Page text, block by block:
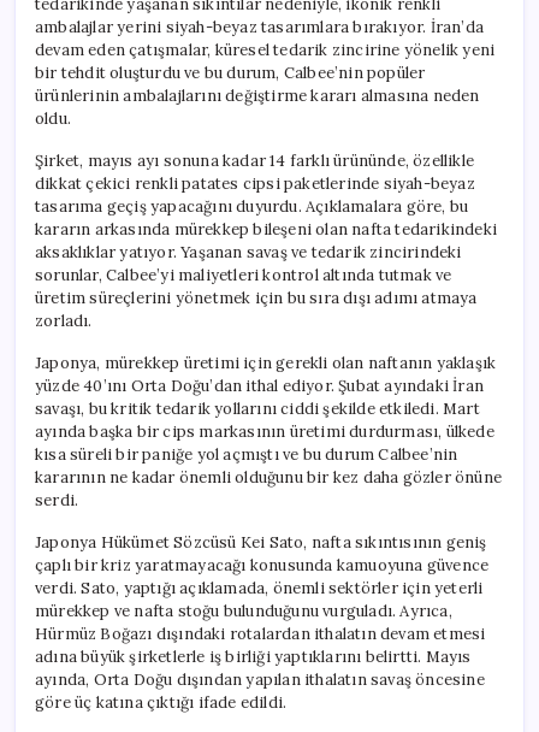
Zorladı!
için
ambalajlar yerini siyah-beyaz tasarımlara bırakıyor. İran’da
devam eden çatışmalar, küresel tedarik zincirine yönelik yeni
bir tehdit oluşturdu ve bu durum, Calbee’nin popüler
ürünlerinin ambalajlarını değiştirme kararı almasına neden
oldu.
Şirket, mayıs ayı sonuna kadar 14 farklı ürününde, özellikle
dikkat çekici renkli patates cipsi paketlerinde siyah-beyaz
tasarıma geçiş yapacağını duyurdu. Açıklamalara göre, bu
kararın arkasında mürekkep bileşeni olan nafta tedarikindeki
aksaklıklar yatıyor. Yaşanan savaş ve tedarik zincirindeki
sorunlar, Calbee’yi maliyetleri kontrol altında tutmak ve
üretim süreçlerini yönetmek için bu sıra dışı adımı atmaya
zorladı.
Japonya, mürekkep üretimi için gerekli olan naftanın yaklaşık
yüzde 40’ını Orta Doğu’dan ithal ediyor. Şubat ayındaki İran
savaşı, bu kritik tedarik yollarını ciddi şekilde etkiledi. Mart
ayında başka bir cips markasının üretimi durdurması, ülkede
kısa süreli bir paniğe yol açmıştı ve bu durum Calbee’nin
kararının ne kadar önemli olduğunu bir kez daha gözler önüne
serdi.
Japonya Hükümet Sözcüsü Kei Sato, nafta sıkıntısının geniş
çaplı bir kriz yaratmayacağı konusunda kamuoyuna güvence
verdi. Sato, yaptığı açıklamada, önemli sektörler için yeterli
mürekkep ve nafta stoğu bulunduğunu vurguladı. Ayrıca,
Hürmüz Boğazı dışındaki rotalardan ithalatın devam etmesi
adına büyük şirketlerle iş birliği yaptıklarını belirtti. Mayıs
ayında, Orta Doğu dışından yapılan ithalatın savaş öncesine
göre üç katına çıktığı ifade edildi.